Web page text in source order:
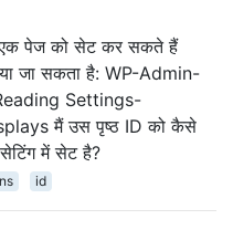
एक पेज को सेट कर सकते हैं
जा सकता है: WP-Admin-
Settings-
मैं उस पृष्ठ ID को कैसे
में सेट है?
id